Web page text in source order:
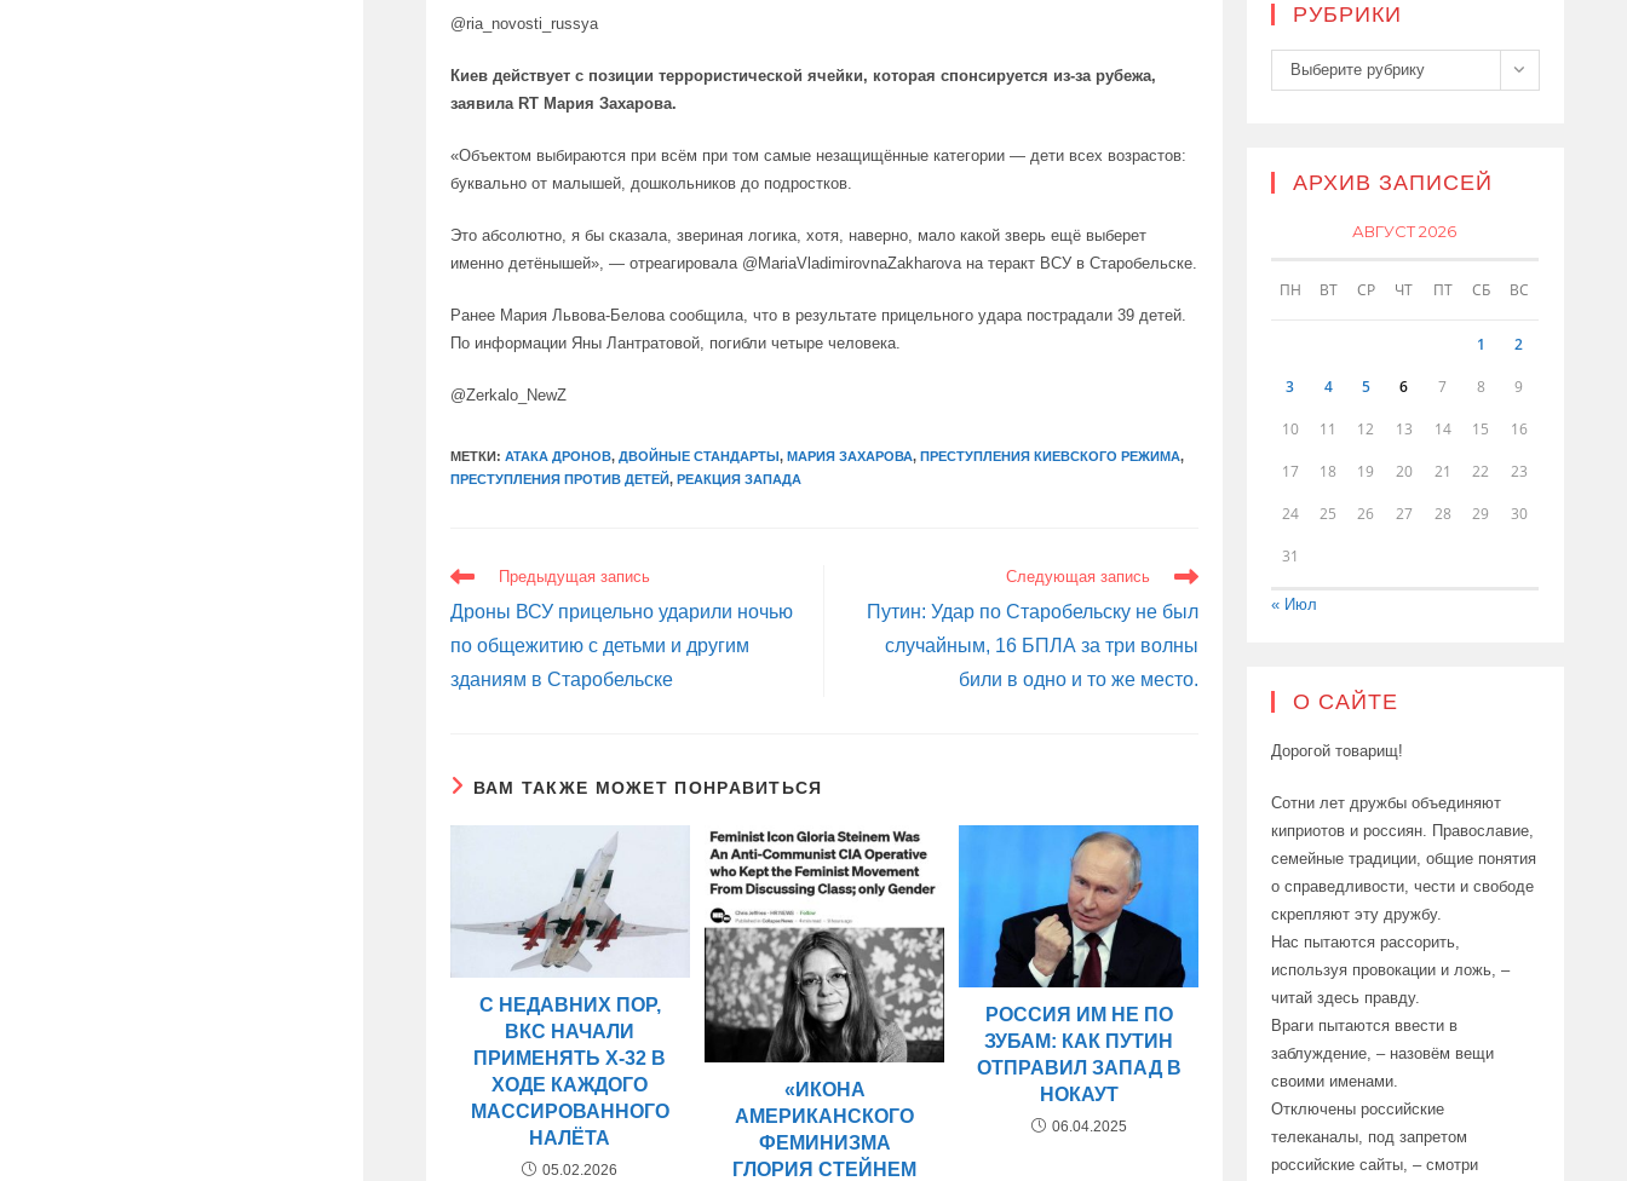
@ria_novosti_russya
Киев действует с позиции террористической ячейки, которая спонсируется из-за рубежа,
заявила RT Мария Захарова.
«Объектом выбираются при всём при том самые незащищённые категории — дети всех возрастов:
буквально от малышей, дошкольников до подростков.
Это абсолютно, я бы сказала, звериная логика, хотя, наверно, мало какой зверь ещё выберет
именно детёнышей», — отреагировала @MariaVladimirovnaZakharova на теракт ВСУ в Старобельске.
Ранее Мария Львова-Белова сообщила, что в результате прицельного удара пострадали 39 детей.
По информации Яны Лантратовой, погибли четыре человека.
@Zerkalo_NewZ
МЕТКИ:АТАКА ДРОНОВ, ДВОЙНЫЕ СТАНДАРТЫ, МАРИЯ ЗАХАРОВА, ПРЕСТУПЛЕНИЯ КИЕВСКОГО РЕЖИМА,
ПРЕСТУПЛЕНИЯ ПРОТИВ ДЕТЕЙ, РЕАКЦИЯ ЗАПАДА
ЕЩЕ
СТАТЬИ
Предыдущая запись
Дроны ВСУ прицельно ударили ночью
по общежитию с детьми и другим
зданиям в Старобельске
Следующая запись
Путин: Удар по Старобельску не был
случайным, 16 БПЛА за три волны
били в одно и то же место.
ВАМ ТАКЖЕ МОЖЕТ ПОНРАВИТЬСЯ
С НЕДАВНИХ ПОР,
ВКС НАЧАЛИ
ПРИМЕНЯТЬ Х-32 В
ХОДЕ КАЖДОГО
МАССИРОВАННОГО
НАЛЁТА
05.02.2026
«ИКОНА
АМЕРИКАНСКОГО
ФЕМИНИЗМА
ГЛОРИЯ СТЕЙНЕМ
РОССИЯ ИМ НЕ ПО
ЗУБАМ: КАК ПУТИН
ОТПРАВИЛ ЗАПАД В
НОКАУТ
06.04.2025
РУБРИКИ
Рубрики
Выберите рубрику
АРХИВ ЗАПИСЕЙ
АВГУСТ 2026
ПН ВТ СР ЧТ ПТ СБ ВС
1 2
3 4 5 6 7 8 9
10 11 12 13 14 15 16
17 18 19 20 21 22 23
24 25 26 27 28 29 30
31
« Июл
О САЙТЕ
Дорогой товарищ!
Сотни лет дружбы объединяют
киприотов и россиян. Православие,
семейные традиции, общие понятия
о справедливости, чести и свободе
скрепляют эту дружбу.
Нас пытаются рассорить,
используя провокации и ложь, –
читай здесь правду.
Враги пытаются ввести в
заблуждение, – назовём вещи
своими именами.
Отключены российские
телеканалы, под запретом
российские сайты, – смотри